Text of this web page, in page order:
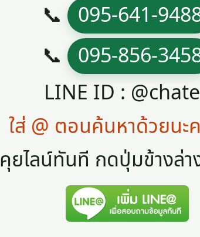
📞
095-641-
📞
095-856-
LINE ID :
ใส่ @ ตอนค้นหาด้วยน
คุยไลน์ทันที กดปุ่มข้างล่า